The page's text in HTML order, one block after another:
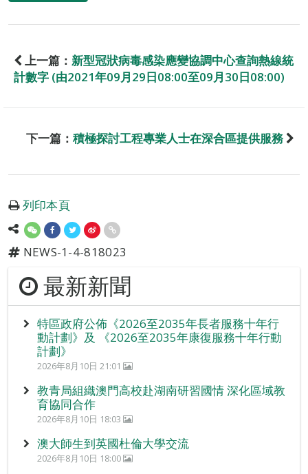
上一篇： 新型冠狀病毒感染應變協調中心查詢熱線統
計數字 (由2021年09月29日08:00至09月30日08:00)
下一篇： 積極探討工程專業人士在深合區提供服務
列印本頁
NEWS-1-4-818023
最新新聞
特區政府公佈《2026至2035年長者服務十年行
動計劃》及 《2026至2035年康復服務十年行動
計劃》
2026年8月10日 21:01
教青局組織澳門高校赴湖南研習國情 深化區域教
育協同合作
2026年8月10日 18:03
澳大師生到英國杜倫大學交流
2026年8月10日 18:00